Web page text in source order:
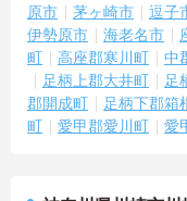
原市
茅ヶ崎市 逗子
伊勢原市
海老名市
町
高座郡寒川町 中
足柄上郡大井町
足
郡開成町
足柄下郡箱
町
愛甲郡愛川町 愛